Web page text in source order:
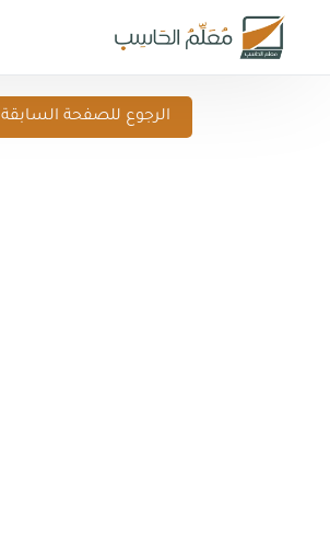
الرجوع للصفحة السابقة